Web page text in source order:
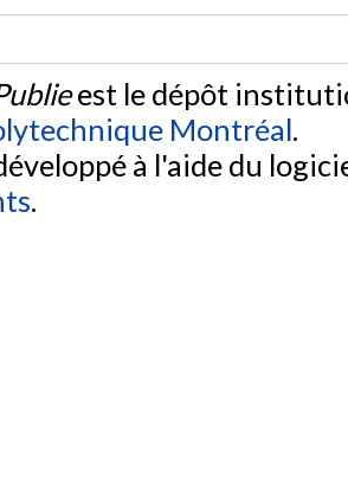
est le dépôt
Montréal.
à l'aide du
.